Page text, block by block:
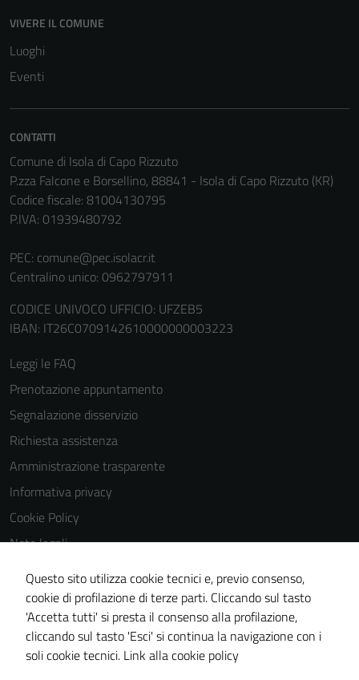
VIVERE IL COMUNE
Luoghi
Eventi
CONTATTI
Comune di Isola di Capo Rizzuto
P.zza Falcone e Borsellino, 88841 - Isola di Capo Rizzuto (KR)
Codice fiscale: 81004130795
P.IVA: 01939480792
PEC: comune@pec.isolacr.it
Centralino unico: 0962797911
CODICE UNIVOCO UFFICIO: UFZEB5
IBAN: IT26C0709142610000000003223
Leggi le FAQ
Prenotazione appuntamento
Segnalazione disservizio
Richiesta assistenza
Amministrazione trasparente
Informativa privacy
Cookie Policy
Note legali
Obiettivi di accessibilità
Dichiarazione di accessibilità
Piano di miglioramento del sito
Whistleblowing
Questo sito utilizza cookie tecnici e, previo consenso,
cookie di profilazione di terze parti. Cliccando sul tasto
'Accetta tutti' si presta il consenso alla profilazione,
cliccando sul tasto 'Esci' si continua la navigazione con i
soli cookie tecnici. Link alla cookie policy
per il
possono
essere
possono
utilizzati
anche per la
profilazione.
La
disabilitazione